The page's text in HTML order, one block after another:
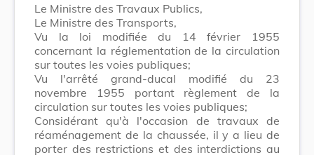
Le Ministre des Travaux Publics,
Le Ministre des Transports,
Vu la loi modifiée du 14 février 1955
concernant la réglementation de la circulation
sur toutes les voies publiques;
Vu l'arrêté grand-ducal modifié du 23
novembre 1955 portant règlement de la
circulation sur toutes les voies publiques;
Considérant qu'à l'occasion de travaux de
réaménagement de la chaussée, il y a lieu de
porter des restrictions et des interdictions au